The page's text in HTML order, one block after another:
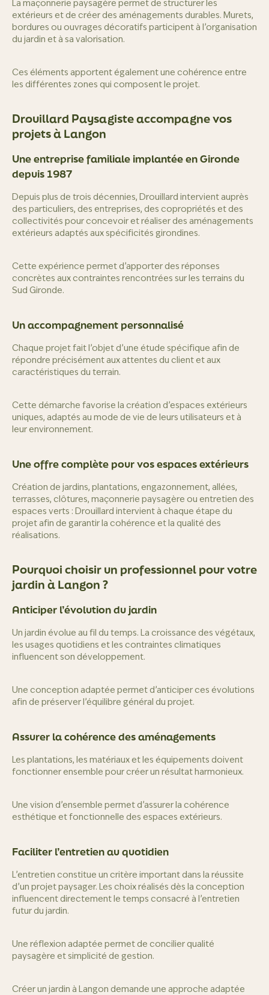
La maçonnerie paysagère permet de structurer les
extérieurs et de créer des aménagements durables. Murets,
bordures ou ouvrages décoratifs participent à l’organisation
du jardin et à sa valorisation.
Ces éléments apportent également une cohérence entre
les différentes zones qui composent le projet.
Drouillard Paysagiste accompagne vos
projets à Langon
Une entreprise familiale implantée en Gironde
depuis 1987
Depuis plus de trois décennies, Drouillard intervient auprès
des particuliers, des entreprises, des copropriétés et des
collectivités pour concevoir et réaliser des aménagements
extérieurs adaptés aux spécificités girondines.
Cette expérience permet d’apporter des réponses
concrètes aux contraintes rencontrées sur les terrains du
Sud Gironde.
Un accompagnement personnalisé
Chaque projet fait l’objet d’une étude spécifique afin de
répondre précisément aux attentes du client et aux
caractéristiques du terrain.
Cette démarche favorise la création d’espaces extérieurs
uniques, adaptés au mode de vie de leurs utilisateurs et à
leur environnement.
Une offre complète pour vos espaces extérieurs
Création de jardins, plantations, engazonnement, allées,
terrasses, clôtures, maçonnerie paysagère ou entretien des
espaces verts : Drouillard intervient à chaque étape du
projet afin de garantir la cohérence et la qualité des
réalisations.
Pourquoi choisir un professionnel pour votre
jardin à Langon ?
Anticiper l’évolution du jardin
Un jardin évolue au fil du temps. La croissance des végétaux,
les usages quotidiens et les contraintes climatiques
influencent son développement.
Une conception adaptée permet d’anticiper ces évolutions
afin de préserver l’équilibre général du projet.
Assurer la cohérence des aménagements
Les plantations, les matériaux et les équipements doivent
fonctionner ensemble pour créer un résultat harmonieux.
Une vision d’ensemble permet d’assurer la cohérence
esthétique et fonctionnelle des espaces extérieurs.
Faciliter l’entretien au quotidien
L’entretien constitue un critère important dans la réussite
d’un projet paysager. Les choix réalisés dès la conception
influencent directement le temps consacré à l’entretien
futur du jardin.
Une réflexion adaptée permet de concilier qualité
paysagère et simplicité de gestion.
Créer un jardin à Langon demande une approche adaptée